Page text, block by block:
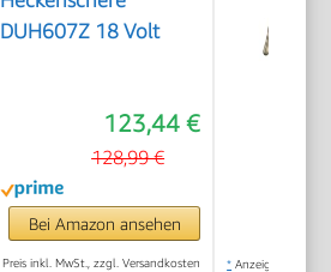
DUH607Z 18 Volt
123,44 €
128,99 €
Bei Amazon ansehen
Preis inkl. MwSt., zzgl. Versandkosten * Anzeige